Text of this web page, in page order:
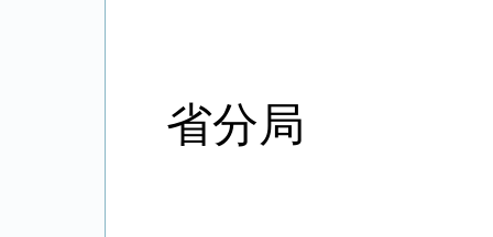
省分局